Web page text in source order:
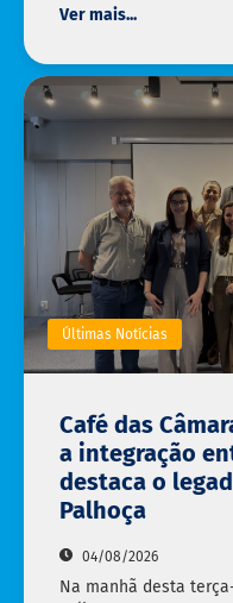
Ver mais...
Últimas Notícias
Café das
a integração
destaca o
Palhoça
04/08/2026
Na manhã desta